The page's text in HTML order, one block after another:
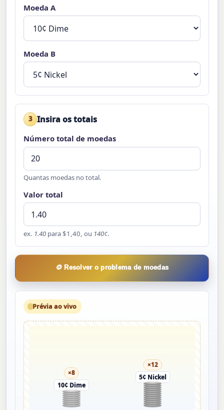
Moeda A
Moeda B
3 Insira os totais
Número total de moedas
Quantas moedas no total.
Valor total
ex. 1.40 para $1,40, ou 140¢.
🪙 Resolver o problema de moedas
Prévia ao vivo
×8
10¢ Dime
×12
5¢ Nickel